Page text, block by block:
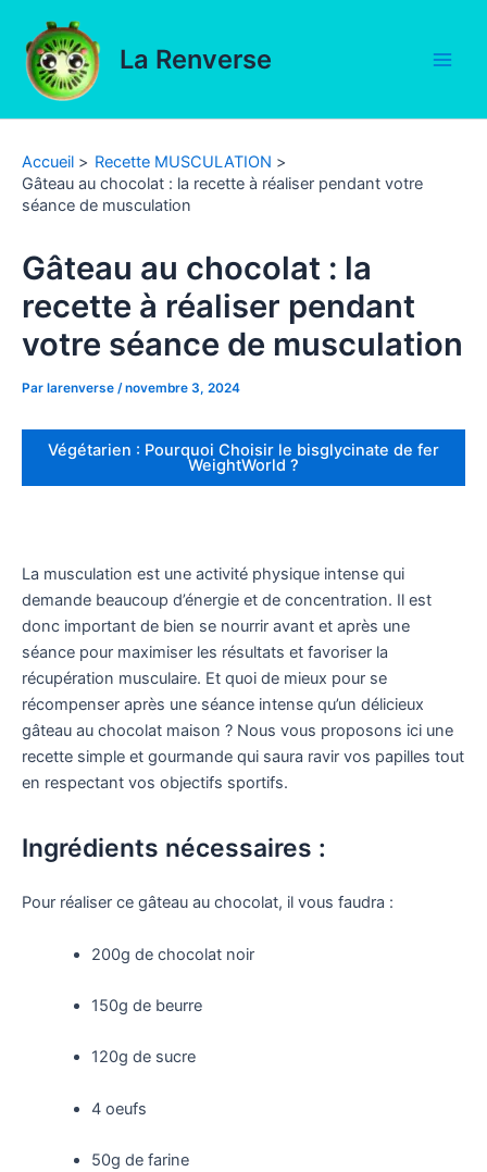
contenu
La Renverse
Accueil
Recette MUSCULATION
Gâteau au chocolat : la recette à réaliser pendant votre
séance de musculation
Gâteau au chocolat : la
recette à réaliser pendant
votre séance de musculation
Par larenverse /novembre 3, 2024
Végétarien : Pourquoi Choisir le bisglycinate de fer
WeightWorld ?
La musculation est une activité physique intense qui
demande beaucoup d’énergie et de concentration. Il est
donc important de bien se nourrir avant et après une
séance pour maximiser les résultats et favoriser la
récupération musculaire. Et quoi de mieux pour se
récompenser après une séance intense qu’un délicieux
gâteau au chocolat maison ? Nous vous proposons ici une
recette simple et gourmande qui saura ravir vos papilles tout
en respectant vos objectifs sportifs.
Ingrédients nécessaires :
Pour réaliser ce gâteau au chocolat, il vous faudra :
200g de chocolat noir
150g de beurre
120g de sucre
4 oeufs
50g de farine